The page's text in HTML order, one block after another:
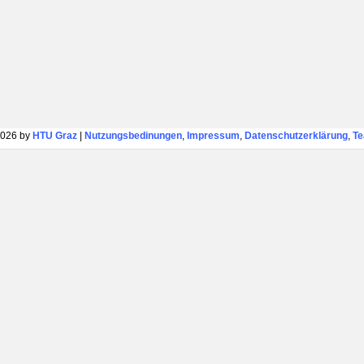
by HTU Graz| Nutzungsbedinungen, Impressum, Datenschutzerklärung,